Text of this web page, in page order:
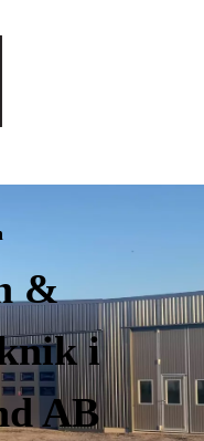
&
i
AB